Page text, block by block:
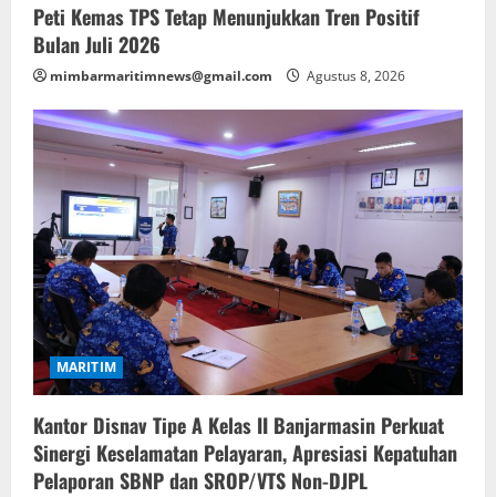
Peti Kemas TPS Tetap Menunjukkan Tren Positif
Bulan Juli 2026
mimbarmaritimnews@gmail.com Agustus 8, 2026
MARITIM
Kantor Disnav Tipe A Kelas II Banjarmasin Perkuat
Sinergi Keselamatan Pelayaran, Apresiasi Kepatuhan
Pelaporan SBNP dan SROP/VTS Non-DJPL